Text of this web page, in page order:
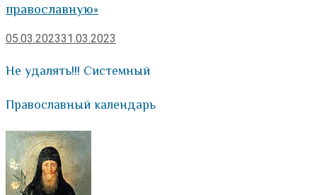
православную»
05.03.202331.03.2023
Не удалять!!! Системный
Православный календарь